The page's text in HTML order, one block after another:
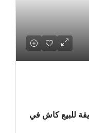
للبيع كاش في